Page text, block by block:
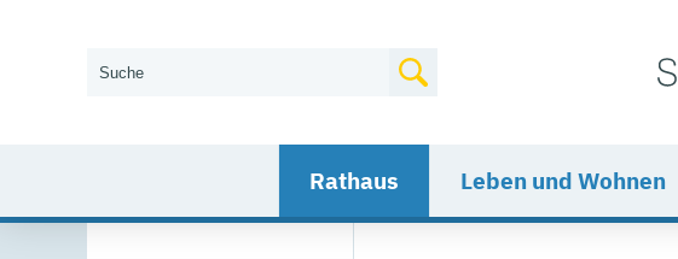
Rathaus Leben und Wohnen